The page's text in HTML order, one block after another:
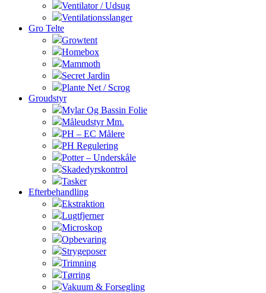
Ventilator / Udsug
Ventilationsslanger
Gro Telte
Growtent
Homebox
Mammoth
Secret Jardin
Plante Net / Scrog
Groudstyr
Mylar Og Bassin Folie
Måleudstyr Mm.
PH – EC Målere
PH Regulering
Potter – Underskåle
Skadedyrskontrol
Tasker
Efterbehandling
Ekstraktion
Lugtfjerner
Microskop
Opbevaring
Strygeposer
Trimning
Tørring
Vakuum & Forsegling